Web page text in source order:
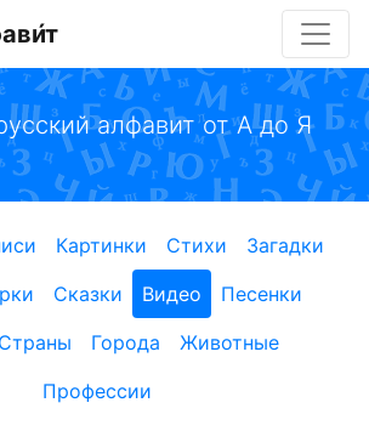
алфавит от А до Я
Картинки Стихи
Загадки
Сказки Видео
Песенки
Страны Города
Животные
Профессии